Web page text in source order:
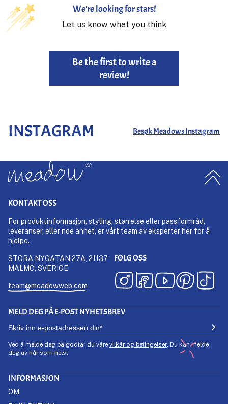
We’re looking for stars!
Let us know what you think
Be the first to write a
review!
INSTAGRAM Besøk Meadows Instagram
KONTAKT OSS
For produktinformasjon, styling, størrelse eller passformråd,
leveranser, eller noe annet, er vårt team av eksperter her for å
hjelpe.
STORA NYGATAN 27A, 21137
MALMÖ, SVERIGE
team@meadowweb.com
FØLG OSS
MELD DEG PÅ E-POST NYHETSBREV
Ved å melde deg på godtar du våre vilkår og betingelser. Du kan melde
deg av når som helst.
INFORMASJON
OM